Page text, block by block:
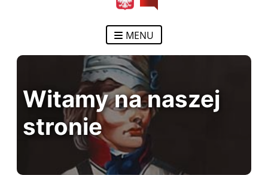
MENU
Witamy na naszej
stronie